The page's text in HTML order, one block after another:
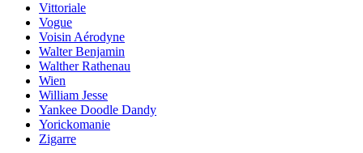
Vittoriale
Vogue
Voisin Aérodyne
Walter Benjamin
Walther Rathenau
Wien
William Jesse
Yankee Doodle Dandy
Yorickomanie
Zigarre